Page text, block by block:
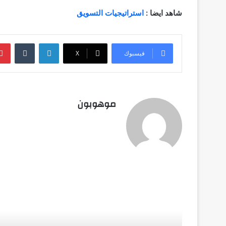
شاهد ايضا : استراتيجيات التسويق
فيسبوك ‫X
لينكدإن
موهوبون